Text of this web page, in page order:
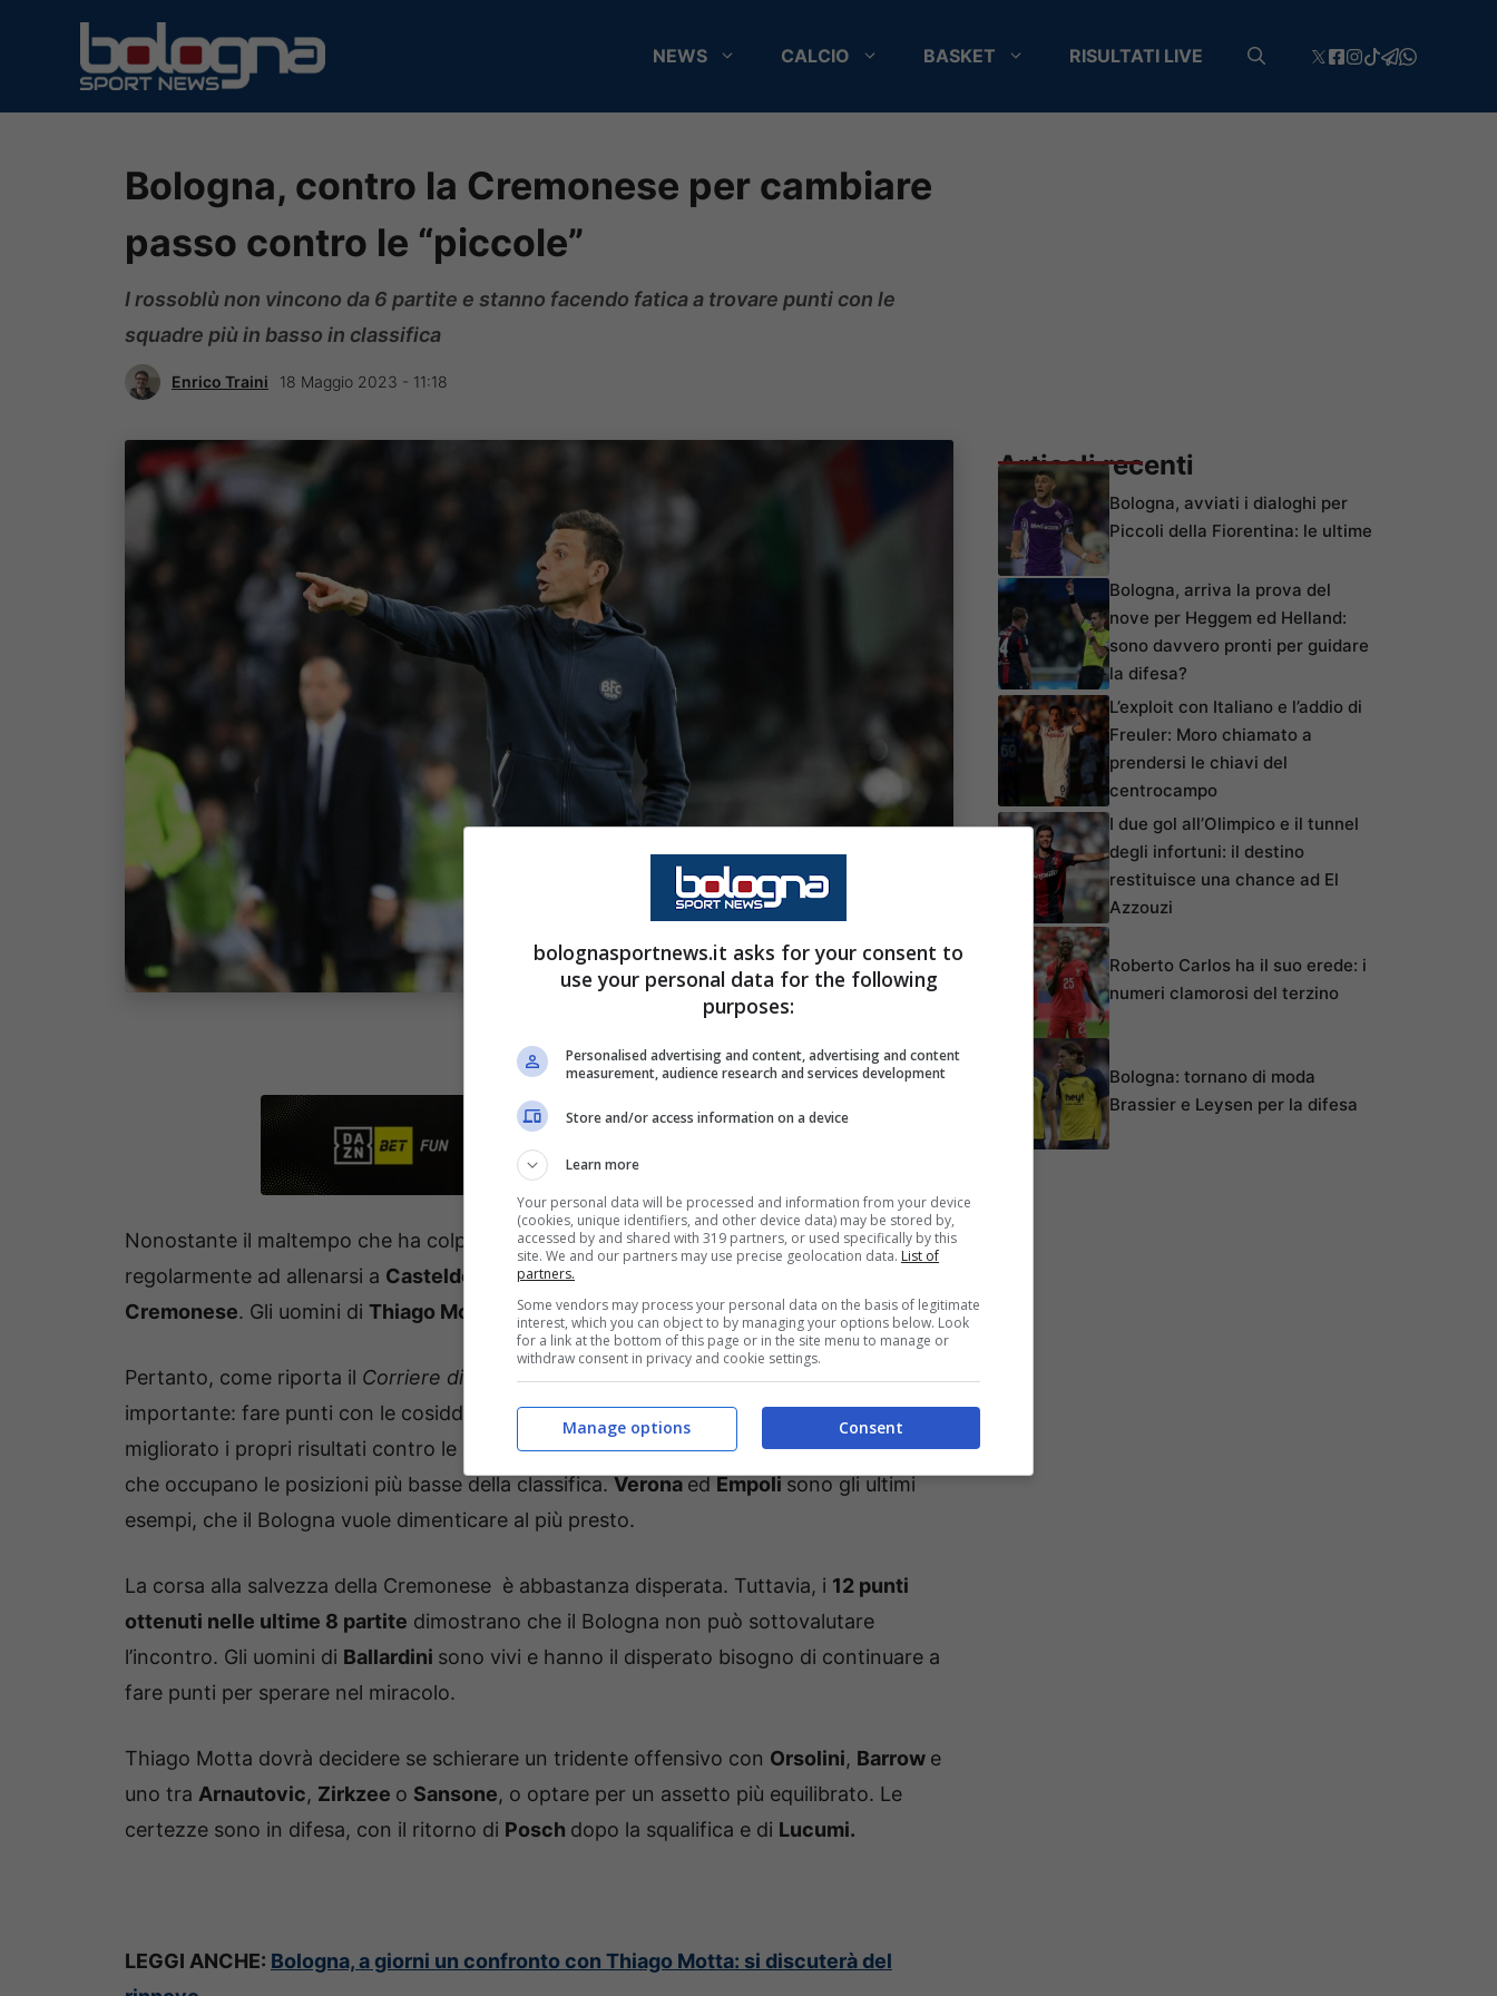
contenuto
NEWS CALCIO BASKET RISULTATI LIVE
Bologna, contro la Cremonese per cambiare
passo contro le “piccole”
I rossoblù non vincono da 6 partite e stanno facendo fatica a trovare punti con le
squadre più in basso in classifica
Enrico Traini 18 Maggio 2023 - 11:18
Nonostante il maltempo che ha colpito l’Emilia Romagna, ieri ilBolognacontinua
regolarmente ad allenarsi a Casteldebole , in vista della sfida di sabato contro la
Cremonese. Gli uomini di Thiago Motta cercano una vittoria che manca da6 partite.
Pertanto, come riporta il Corriere di Bologna, i rossoblù sono attesi da un esame
importante: fare punti con le cosiddette
“piccole”. Nel girone di ritorno, il Bologna ha
migliorato i propri risultati contro le big, ma ha lasciatopunti preziosicontro le squadre
che occupano le posizioni più basse della classifica.VeronaedEmpolisono gli ultimi
esempi, che il Bologna vuole dimenticare al più presto.
La corsa alla salvezza della Cremonese è abbastanza disperata. Tuttavia, i 12 punti
ottenuti nelle ultime 8 partite dimostrano che il Bologna non può sottovalutare
l’incontro. Gli uomini di Ballardini sono vivi e hanno il disperato bisogno di continuare a
fare punti per sperare nel miracolo.
Thiago Motta dovrà decidere se schierare un tridente offensivo con Orsolini, Barrow e
uno tra Arnautovic, Zirkzee o Sansone, o optare per un assetto più equilibrato. Le
certezze sono in difesa, con il ritorno di Posch dopo la squalifica e di Lucumi.
LEGGI ANCHE: Bologna, a giorni un confronto con Thiago Motta: si discuterà del
Articoli recenti
Bologna, avviati i dialoghi per
Piccoli della Fiorentina: le ultime
Bologna, arriva la prova del
nove per Heggem ed Helland:
sono davvero pronti per guidare
la difesa?
L’exploit con Italiano e l’addio di
Freuler: Moro chiamato a
prendersi le chiavi del
centrocampo
I due gol all’Olimpico e il tunnel
degli infortuni: il destino
restituisce una chance ad El
Azzouzi
Roberto Carlos ha il suo erede: i
numeri clamorosi del terzino
Bologna: tornano di moda
Brassier e Leysen per la difesa
bolognasportnews.it asks for your consent to
use your personal data for the following
purposes:
Personalised advertising and content, advertising and content
measurement, audience research and services development
Store and/or access information on a device
Learn more
Your personal data will be processed and information from your device
(cookies, unique identifiers, and other device data) may be stored by,
accessed by and shared with 319 partners, or used specifically by this
site. We and our partners may use precise geolocation data. List of
partners.
Some vendors may process your personal data on the basis of legitimate
interest, which you can object to by managing your options below. Look
for a link at the bottom of this page or in the site menu to manage or
withdraw consent in privacy and cookie settings.
Consent
Manage options